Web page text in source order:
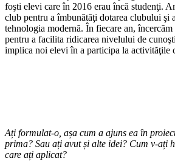
foşti elevi care în 2016 erau încă studenţi.
club pentru a îmbunătăţi dotarea clubului şi
tehnologia modernă. În fiecare an, încercăm
pentru a facilita ridicarea nivelului de
implica noi elevi în a participa la activităţile
Ați formulat-o, așa cum a ajuns ea în
prima? Sau ați avut și alte idei? Cum v-ați
care ați aplicat?